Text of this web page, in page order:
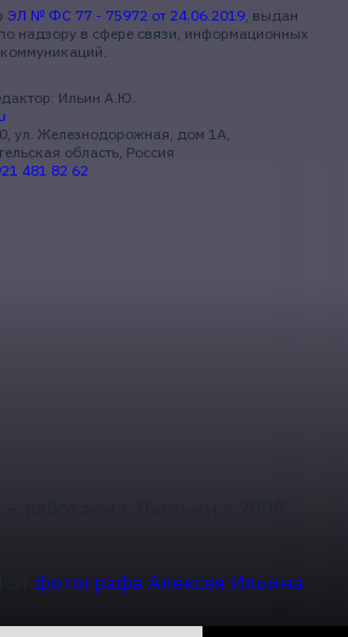
ЭЛ № ФС 77 - 75972 от 24.06.2019, выдан
надзору в сфере связи, информационных
Ильин А.Ю.
ул. Железнодорожная, дом 1А,
область, Россия
481 82 62
фотографа Алексея Ильина